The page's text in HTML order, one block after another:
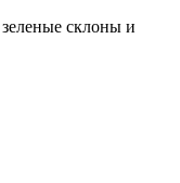
склоны и